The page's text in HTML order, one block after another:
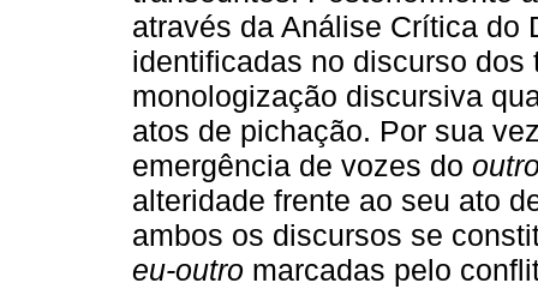
através da Análise Crítica do
identificadas no discurso
monologização discursiva
atos de pichação. Por sua
emergência de vozes do
alteridade frente ao seu ato
ambos os discursos se
eu-outro marcadas pelo